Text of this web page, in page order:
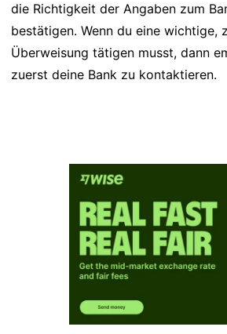
die Richtigkeit der Angaben zum
bestätigen. Wenn du eine wichtige,
Überweisung tätigen musst, dann
zuerst deine Bank zu kontaktieren.